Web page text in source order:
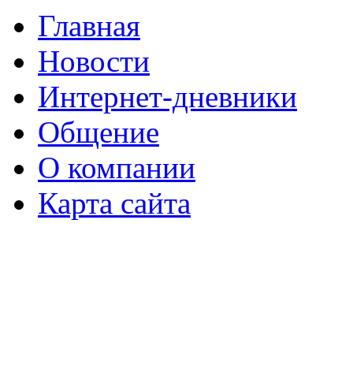
Главная
Новости
Интернет-дневники
Общение
О компании
Карта сайта